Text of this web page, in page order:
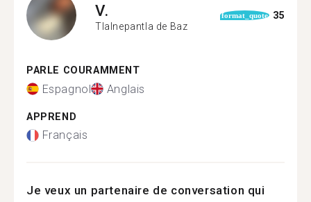
V.
Tlalnepantla de Baz
format_quote 35
PARLE COURAMMENT
Espagnol Anglais
APPREND
Français
Je veux un partenaire de conversation qui